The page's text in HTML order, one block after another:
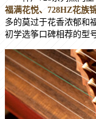
福满花悦、 728HZ花族
多的莫过于花香浓郁和
初学选筝口碑相荐的型